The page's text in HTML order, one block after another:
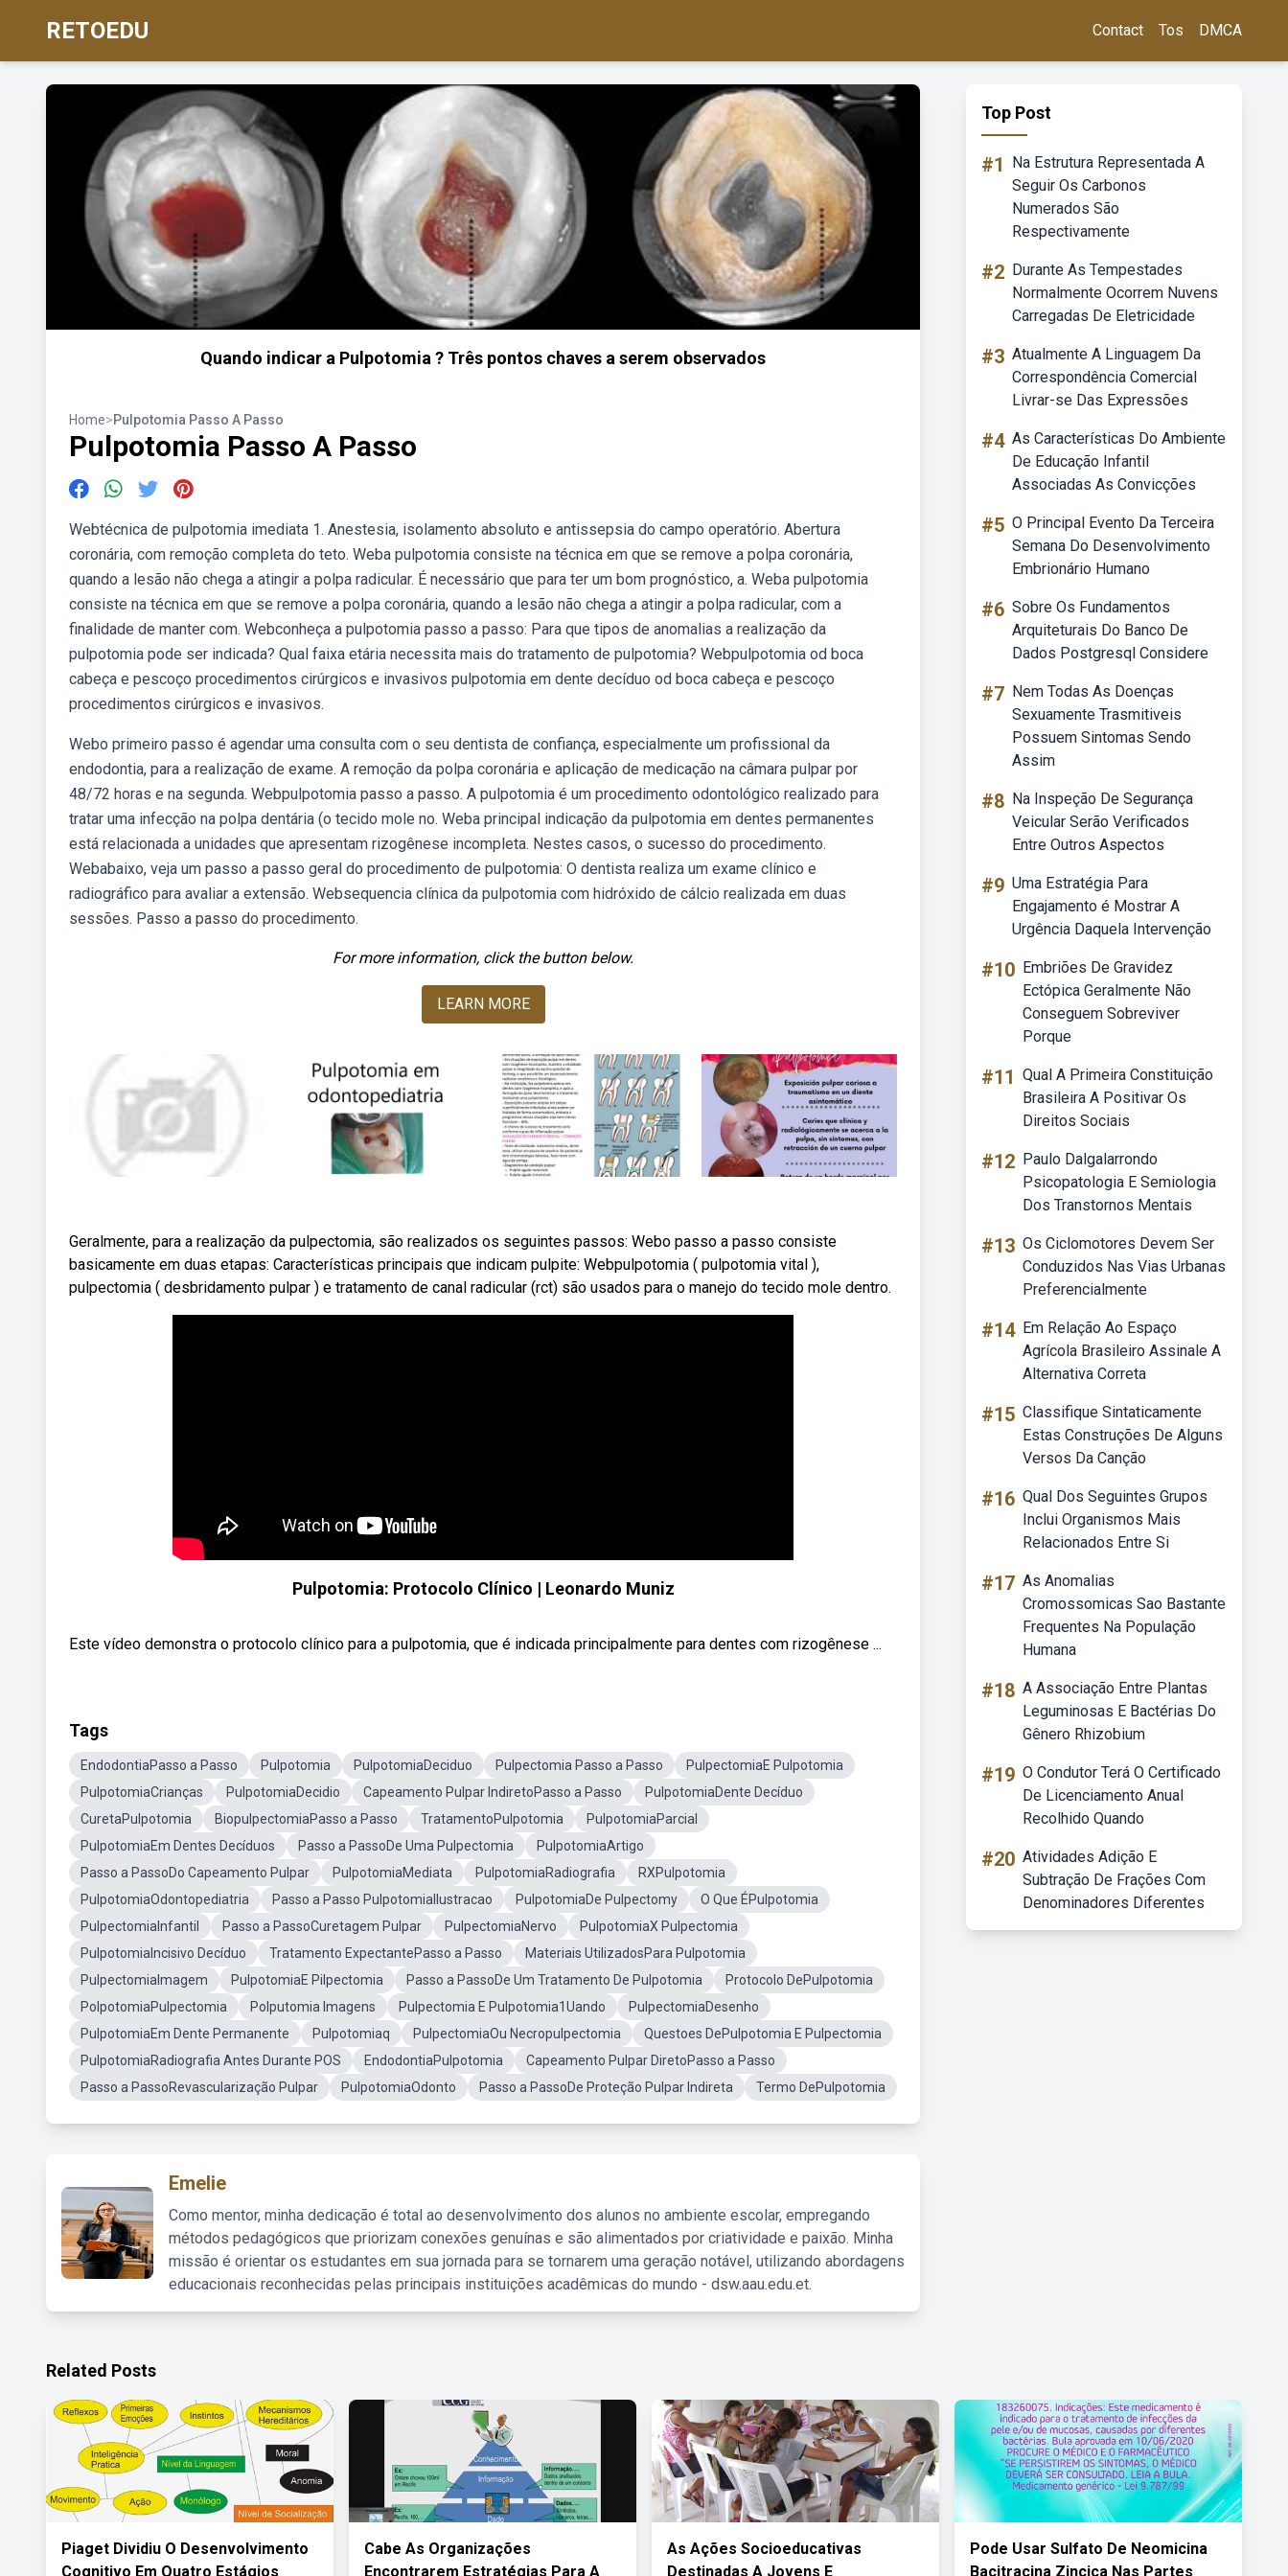
RETOEDU Contact Tos DMCA
Quando indicar a Pulpotomia ? Três pontos chaves a serem observados
Home>Pulpotomia Passo A Passo
Pulpotomia Passo A Passo
Webtécnica de pulpotomia imediata 1. Anestesia, isolamento absoluto e antissepsia do campo operatório. Abertura
coronária, com remoção completa do teto. Weba pulpotomia consiste na técnica em que se remove a polpa coronária,
quando a lesão não chega a atingir a polpa radicular. É necessário que para ter um bom prognóstico, a. Weba pulpotomia
consiste na técnica em que se remove a polpa coronária, quando a lesão não chega a atingir a polpa radicular, com a
finalidade de manter com. Webconheça a pulpotomia passo a passo: Para que tipos de anomalias a realização da
pulpotomia pode ser indicada? Qual faixa etária necessita mais do tratamento de pulpotomia? Webpulpotomia od boca
cabeça e pescoço procedimentos cirúrgicos e invasivos pulpotomia em dente decíduo od boca cabeça e pescoço
procedimentos cirúrgicos e invasivos.
Webo primeiro passo é agendar uma consulta com o seu dentista de confiança, especialmente um profissional da
endodontia, para a realização de exame. A remoção da polpa coronária e aplicação de medicação na câmara pulpar por
48/72 horas e na segunda. Webpulpotomia passo a passo. A pulpotomia é um procedimento odontológico realizado para
tratar uma infecção na polpa dentária (o tecido mole no. Weba principal indicação da pulpotomia em dentes permanentes
está relacionada a unidades que apresentam rizogênese incompleta. Nestes casos, o sucesso do procedimento.
Webabaixo, veja um passo a passo geral do procedimento de pulpotomia: O dentista realiza um exame clínico e
radiográfico para avaliar a extensão. Websequencia clínica da pulpotomia com hidróxido de cálcio realizada em duas
sessões. Passo a passo do procedimento.
For more information, click the button below.
LEARN MORE
Geralmente, para a realização da pulpectomia, são realizados os seguintes passos: Webo passo a passo consiste
basicamente em duas etapas: Características principais que indicam pulpite: Webpulpotomia ( pulpotomia vital ),
pulpectomia ( desbridamento pulpar ) e tratamento de canal radicular (rct) são usados para o manejo do tecido mole dentro.
Pulpotomia: Protocolo Clínico | Leonardo Muniz
Este vídeo demonstra o protocolo clínico para a pulpotomia, que é indicada principalmente para dentes com rizogênese ...
Tags
EndodontiaPasso a Passo Pulpotomia PulpotomiaDeciduo Pulpectomia Passo a Passo
PulpectomiaE Pulpotomia
PulpotomiaCrianças
PulpotomiaDecidio Capeamento Pulpar IndiretoPasso a Passo
PulpotomiaDente Decíduo
CuretaPulpotomia
BiopulpectomiaPasso a Passo TratamentoPulpotomia
PulpotomiaParcial
PulpotomiaEm Dentes Decíduos
Passo a PassoDe Uma Pulpectomia
PulpotomiaArtigo
Passo a PassoDo Capeamento Pulpar
PulpotomiaMediata PulpotomiaRadiografia
RXPulpotomia
PulpotomiaOdontopediatria
Passo a Passo PulpotomiaIlustracao PulpotomiaDe Pulpectomy
O Que ÉPulpotomia
PulpectomiaInfantil
Passo a PassoCuretagem Pulpar PulpectomiaNervo
PulpotomiaX Pulpectomia
PulpotomiaIncisivo Decíduo
Tratamento ExpectantePasso a Passo
Materiais UtilizadosPara Pulpotomia
PulpectomiaImagem
PulpotomiaE Pilpectomia Passo a PassoDe Um Tratamento De Pulpotomia
Protocolo DePulpotomia
PolpotomiaPulpectomia
Polputomia Imagens Pulpectomia E Pulpotomia1Uando
PulpectomiaDesenho
PulpotomiaEm Dente Permanente
Pulpotomiaq PulpectomiaOu Necropulpectomia
Questoes DePulpotomia E Pulpectomia
PulpotomiaRadiografia Antes Durante POS
EndodontiaPulpotomia
Capeamento Pulpar DiretoPasso a Passo
Passo a PassoRevascularização Pulpar
PulpotomiaOdonto Passo a PassoDe Proteção Pulpar Indireta Termo DePulpotomia
Emelie
Como mentor, minha dedicação é total ao desenvolvimento dos alunos no ambiente escolar, empregando
métodos pedagógicos que priorizam conexões genuínas e são alimentados por criatividade e paixão. Minha
missão é orientar os estudantes em sua jornada para se tornarem uma geração notável, utilizando abordagens
educacionais reconhecidas pelas principais instituições acadêmicas do mundo - dsw.aau.edu.et.
Top Post
#1
Na Estrutura Representada A
Seguir Os Carbonos
Numerados São
Respectivamente
#2 Durante As Tempestades
Normalmente Ocorrem Nuvens
Carregadas De Eletricidade
#3 Atualmente A Linguagem Da
Correspondência Comercial
Livrar-se Das Expressões
#4 As Características Do Ambiente
De Educação Infantil
Associadas As Convicções
#5 O Principal Evento Da Terceira
Semana Do Desenvolvimento
Embrionário Humano
#6 Sobre Os Fundamentos
Arquiteturais Do Banco De
Dados Postgresql Considere
#7 Nem Todas As Doenças
Sexuamente Trasmitiveis
Possuem Sintomas Sendo
Assim
#8 Na Inspeção De Segurança
Veicular Serão Verificados
Entre Outros Aspectos
#9 Uma Estratégia Para
Engajamento é Mostrar A
Urgência Daquela Intervenção
#10 Embriões De Gravidez
Ectópica Geralmente Não
Conseguem Sobreviver
Porque
#11 Qual A Primeira Constituição
Brasileira A Positivar Os
Direitos Sociais
#12 Paulo Dalgalarrondo
Psicopatologia E Semiologia
Dos Transtornos Mentais
#13 Os Ciclomotores Devem Ser
Conduzidos Nas Vias Urbanas
Preferencialmente
#14 Em Relação Ao Espaço
Agrícola Brasileiro Assinale A
Alternativa Correta
#15 Classifique Sintaticamente
Estas Construções De Alguns
Versos Da Canção
#16 Qual Dos Seguintes Grupos
Inclui Organismos Mais
Relacionados Entre Si
#17 As Anomalias
Cromossomicas Sao Bastante
Frequentes Na População
Humana
#18 A Associação Entre Plantas
Leguminosas E Bactérias Do
Gênero Rhizobium
#19 O Condutor Terá O Certificado
De Licenciamento Anual
Recolhido Quando
#20 Atividades Adição E
Subtração De Frações Com
Denominadores Diferentes
Related Posts
Piaget Dividiu O Desenvolvimento
Cognitivo Em Quatro Estágios
Cabe As Organizações
Encontrarem Estratégias Para A
As Ações Socioeducativas
Destinadas A Jovens E
Pode Usar Sulfato De Neomicina
Bacitracina Zincica Nas Partes